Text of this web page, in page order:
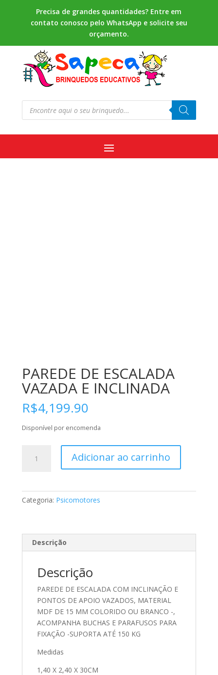
Precisa de grandes quantidades? Entre em
contato conosco pelo WhatsApp e solicite seu
orçamento.
Pesquisar
produtos
PAREDE DE ESCALADA
VAZADA E INCLINADA
R$4,199.90
Disponível por encomenda
INCLINADA
Adicionar ao carrinho
Categoria: Psicomotores
Descrição
Descrição
PAREDE DE ESCALADA COM INCLINAÇÃO E
PONTOS DE APOIO VAZADOS, MATERIAL
MDF DE 15 MM COLORIDO OU BRANCO -,
ACOMPANHA BUCHAS E PARAFUSOS PARA
FIXAÇÃO -SUPORTA ATÉ 150 KG
Medidas
1,40 X 2,40 X 30CM